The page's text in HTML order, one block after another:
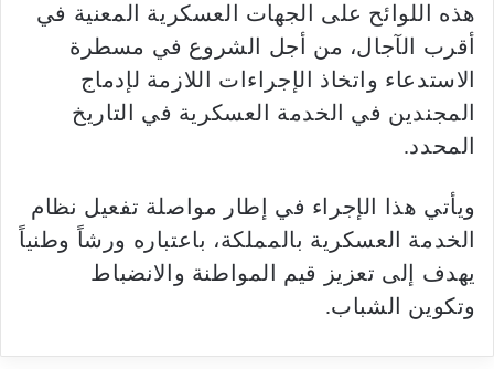
هذه اللوائح على الجهات العسكرية المعنية في
أقرب الآجال، من أجل الشروع في مسطرة
الاستدعاء واتخاذ الإجراءات اللازمة لإدماج
المجندين في الخدمة العسكرية في التاريخ
المحدد.
ويأتي هذا الإجراء في إطار مواصلة تفعيل نظام
الخدمة العسكرية بالمملكة، باعتباره ورشاً وطنياً
يهدف إلى تعزيز قيم المواطنة والانضباط
وتكوين الشباب.